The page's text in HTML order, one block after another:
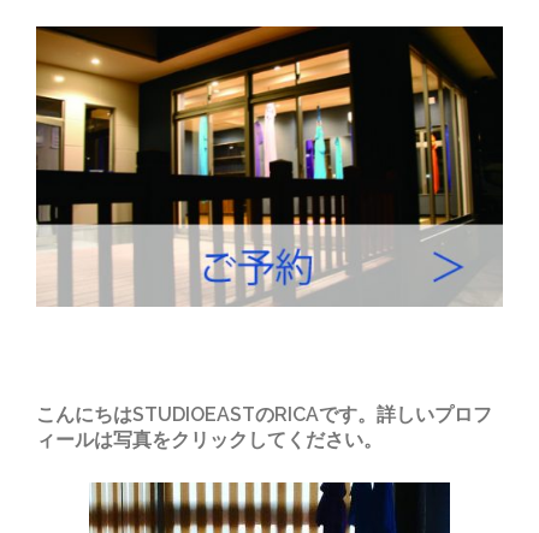
こんにちはSTUDIOEASTのRICAです。詳しいプロフ
ィールは写真をクリックしてください。